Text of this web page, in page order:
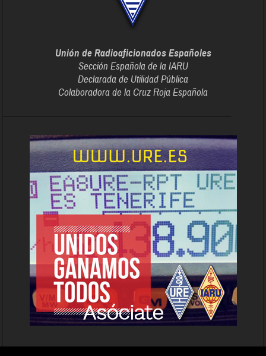
Unión de Radioaficionados Españoles
Sección Española de la IARU
Declarada de Utilidad Pública
Colaboradora de la Cruz Roja Española